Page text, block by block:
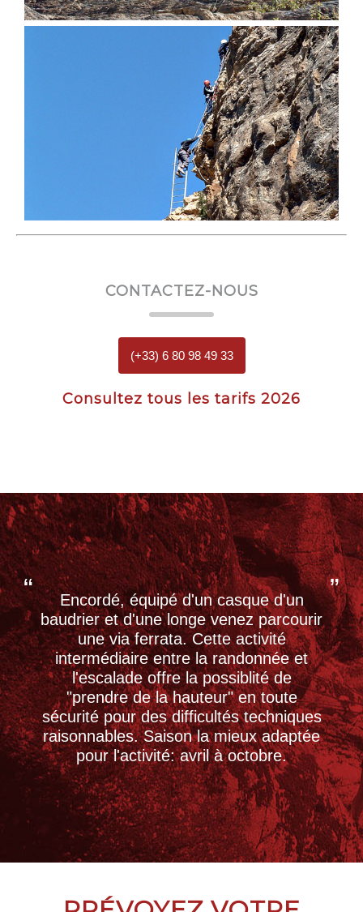
CONTACTEZ-NOUS
(+33) 6 80 98 49 33
Consultez tous les tarifs 2026
Encordé, équipé d'un casque d'un
baudrier et d'une longe venez parcourir
une via ferrata. Cette activité
intermédiaire entre la randonnée et
l'escalade offre la possiblité de
"prendre de la hauteur" en toute
sécurité pour des difficultés techniques
raisonnables. Saison la mieux adaptée
pour l'activité: avril à octobre.